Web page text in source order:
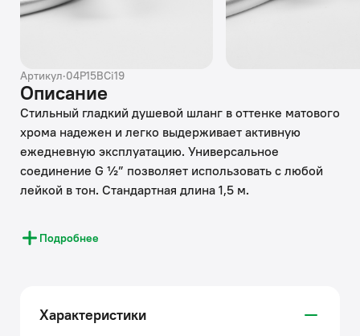
Артикул·04P15BCi19
Описание
Стильный гладкий душевой шланг в оттенке матового
хрома надежен и легко выдерживает активную
ежедневную эксплуатацию. Универсальное
соединение G ½” позволяет использовать с любой
лейкой в тон. Стандартная длина 1,5 м.
• Из гладкого ПВХ, не поцарапает деликатную
поверхность акриловых ванн и поддонов.
растяжение и температурные перепады, не склонен
к пересыханию и растрескиванию.
Подробнее
Характеристики